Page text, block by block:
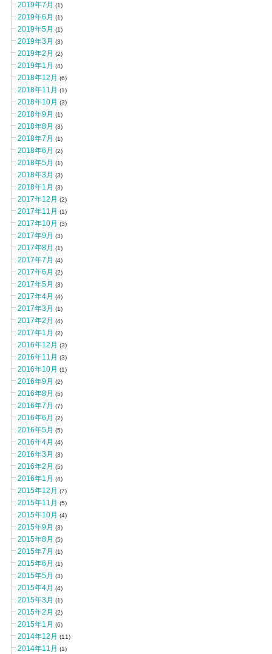
2019年7月 (1)
2019年6月 (1)
2019年5月 (1)
2019年3月 (3)
2019年2月 (2)
2019年1月 (4)
2018年12月 (6)
2018年11月 (1)
2018年10月 (3)
2018年9月 (1)
2018年8月 (3)
2018年7月 (1)
2018年6月 (2)
2018年5月 (1)
2018年3月 (3)
2018年1月 (3)
2017年12月 (2)
2017年11月 (1)
2017年10月 (3)
2017年9月 (3)
2017年8月 (1)
2017年7月 (4)
2017年6月 (2)
2017年5月 (3)
2017年4月 (4)
2017年3月 (1)
2017年2月 (4)
2017年1月 (2)
2016年12月 (3)
2016年11月 (3)
2016年10月 (1)
2016年9月 (2)
2016年8月 (5)
2016年7月 (7)
2016年6月 (2)
2016年5月 (5)
2016年4月 (4)
2016年3月 (3)
2016年2月 (5)
2016年1月 (4)
2015年12月 (7)
2015年11月 (5)
2015年10月 (4)
2015年9月 (3)
2015年8月 (5)
2015年7月 (1)
2015年6月 (1)
2015年5月 (3)
2015年4月 (4)
2015年3月 (1)
2015年2月 (2)
2015年1月 (6)
2014年12月 (11)
2014年11月 (1)